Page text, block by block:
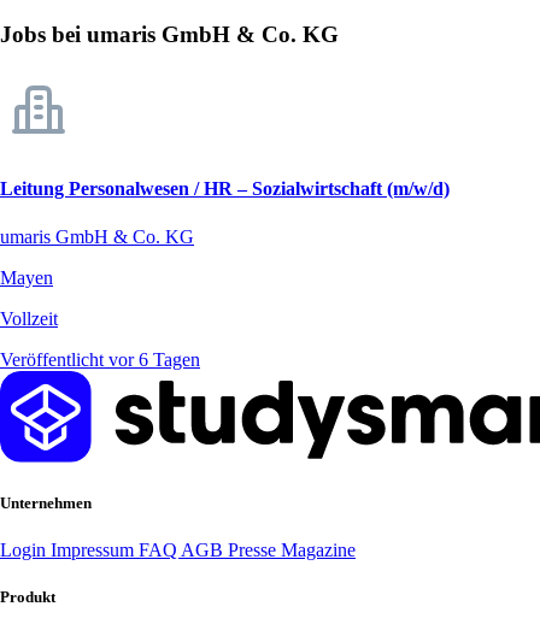
Jobs bei umaris GmbH & Co. KG
Leitung Personalwesen / HR – Sozialwirtschaft (m/w/d)
umaris GmbH & Co. KG
Mayen
Vollzeit
Veröffentlicht vor 6 Tagen
Unternehmen
Login Impressum FAQ AGB Presse Magazine
Produkt